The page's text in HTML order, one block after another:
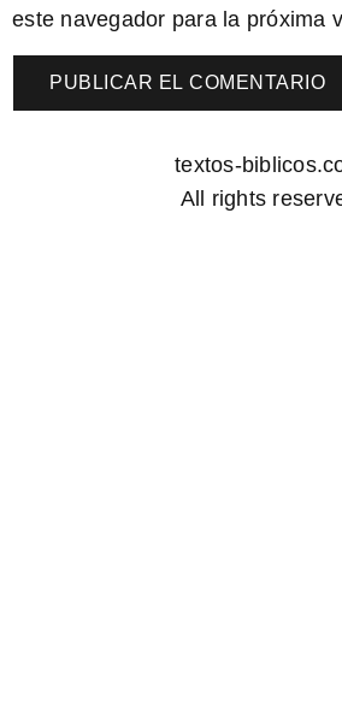
este navegador para la próxima
textos-
All rights